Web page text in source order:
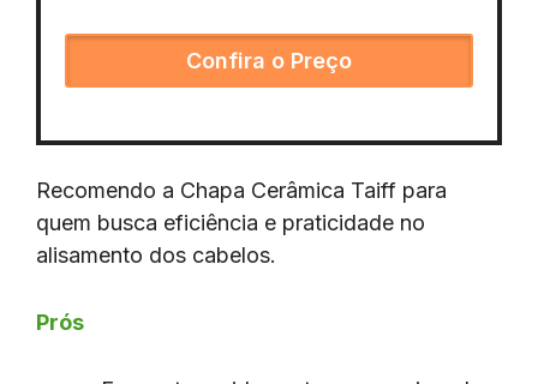
Confira o Preço
Recomendo a Chapa Cerâmica Taiff para
quem busca eficiência e praticidade no
alisamento dos cabelos.
Prós